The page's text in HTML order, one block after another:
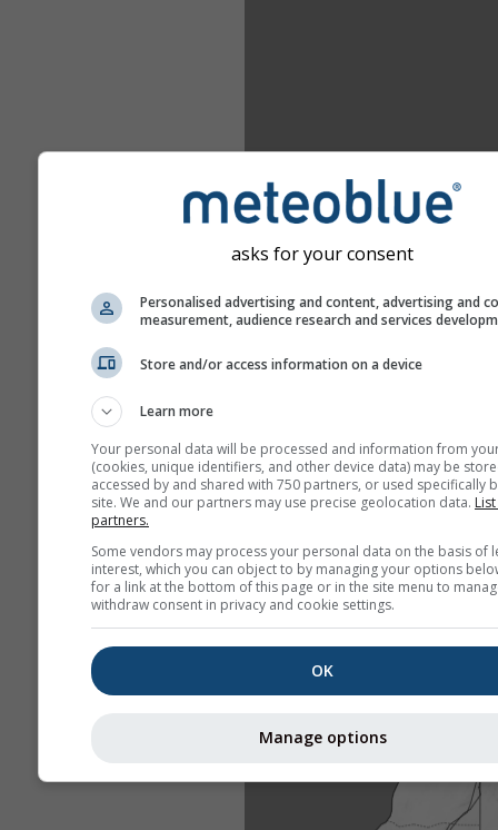
asks for your consent
Personalised advertising and content, advertising and
measurement, audience research and services
Store and/or access information on a device
Learn more
Your personal data will be processed and information from
(cookies, unique identifiers, and other device data) may be
accessed by and shared with 750 partners, or used specifically
site. We and our partners may use precise geolocation data.
partners.
Some vendors may process your personal data on the basis of
interest, which you can object to by managing your options
for a link at the bottom of this page or in the site menu to
withdraw consent in privacy and cookie settings.
OK
Manage options